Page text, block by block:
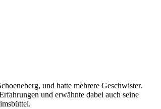
und hatte mehrere Geschwister.
und erwähnte dabei auch seine